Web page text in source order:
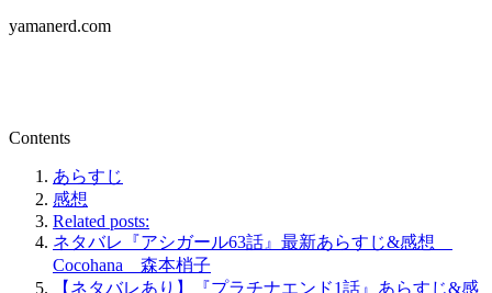
yamanerd.com
Contents
あらすじ
感想
Related posts:
ネタバレ『アシガール63話』最新あらすじ&感想
Cocohana 森本梢子
【ネタバレあり】『プラチナエンド1話』あらすじ&感